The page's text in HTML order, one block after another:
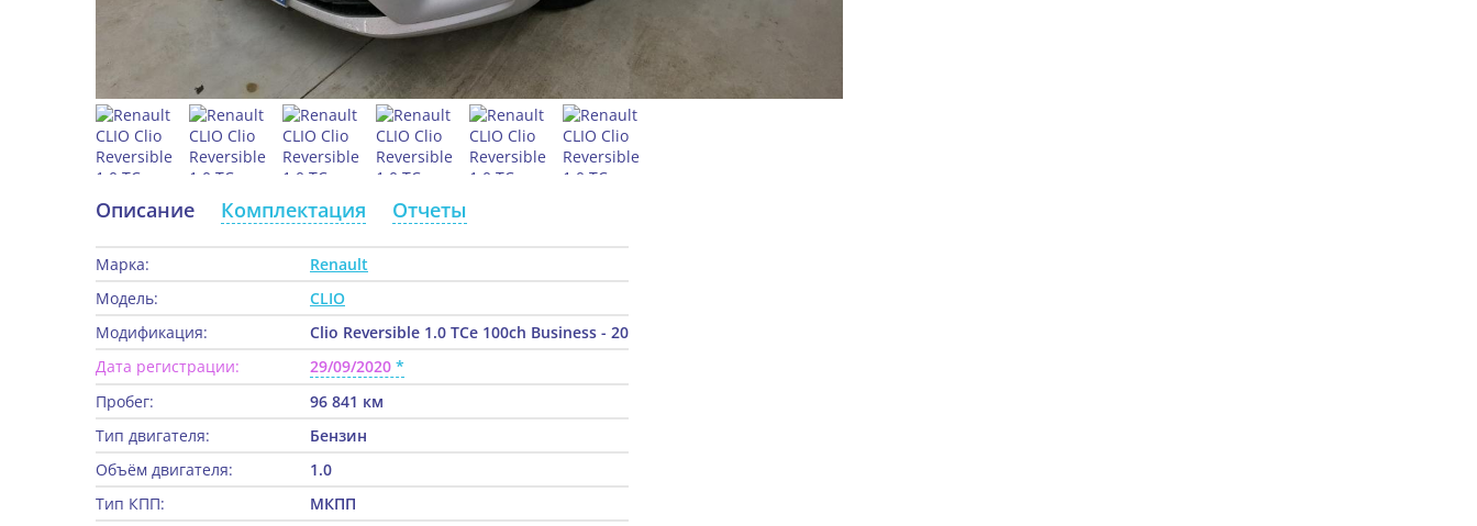
Описание Комплектация Отчеты
Марка:
Renault
Модель:
CLIO
Модификация:
Clio Reversible 1.0 TCe 100ch Business - 20
Дата регистрации:
29/09/2020
Пробег:
96 841 км
Тип двигателя:
Бензин
Объём двигателя:
1.0
Тип КПП:
МКПП